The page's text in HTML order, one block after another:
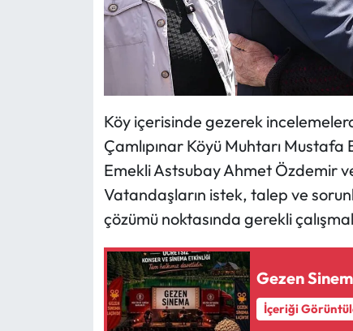
Köy içerisinde gezerek
Çamlıpınar Köyü Muhtarı Mustafa
Emekli Astsubay Ahmet Özdemir
Vatandaşların istek, talep ve
çözümü noktasında gerekli
Gezen
İçeriği
Resmi Reklam
Sungurlu Haberleri
Uğurludağ Haberleri